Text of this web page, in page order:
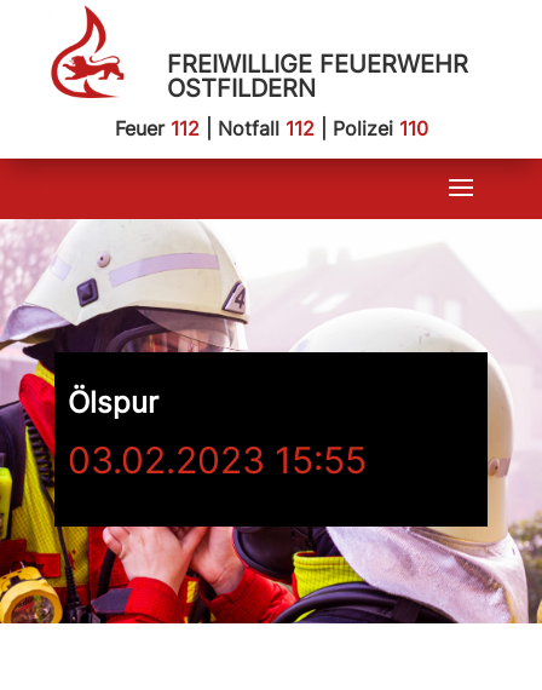
FREIWILLIGE FEUERWEHR
OSTFILDERN
Feuer 112| Notfall 112| Polizei 110
Ölspur
03.02.2023 15:55